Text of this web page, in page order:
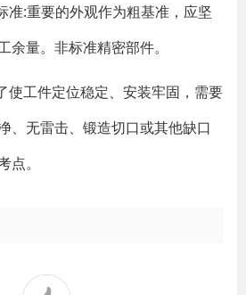
准:重要的外观作为粗基准，应坚
余量。非标准精密部件。
使工件定位稳定、安装牢固，需要
、无雷击、锻造切口或其他缺口
。